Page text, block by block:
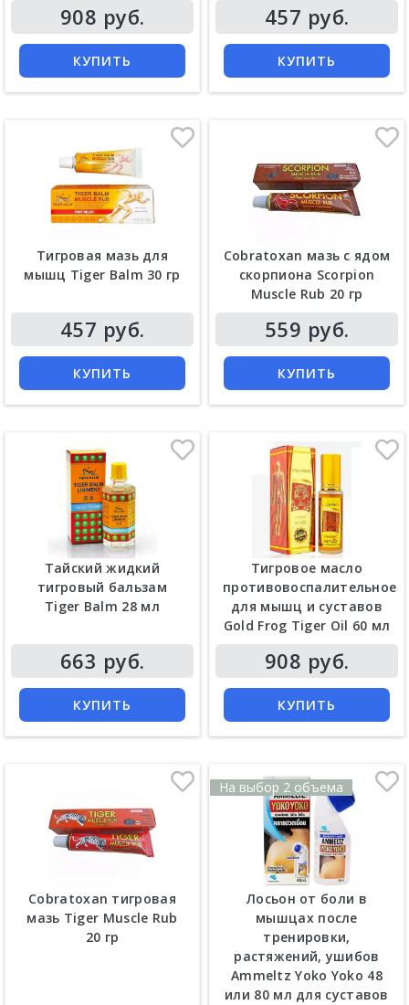
908 руб.
КУПИТЬ
457 руб.
КУПИТЬ
Тигровая мазь для
мышц Tiger Balm 30 гр
457 руб.
КУПИТЬ
Cobratoxan мазь с ядом
скорпиона Scorpion
Muscle Rub 20 гр
559 руб.
КУПИТЬ
Тайский жидкий
тигровый бальзам
Tiger Balm 28 мл
663 руб.
КУПИТЬ
Тигровое масло
противовоспалительное
для мышц и суставов
Gold Frog Tiger Oil 60 мл
908 руб.
КУПИТЬ
Cobratoxan тигровая
мазь Tiger Muscle Rub
20 гр
На выбор 2 объема
Лосьон от боли в
мышцах после
тренировки,
растяжений, ушибов
Ammeltz Yoko Yoko 48
или 80 мл для суставов